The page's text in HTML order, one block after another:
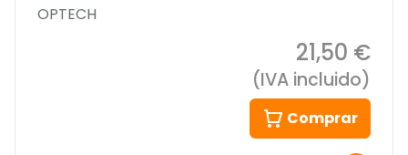
OPTECH
21,50 €
(IVA incluido)
Comprar